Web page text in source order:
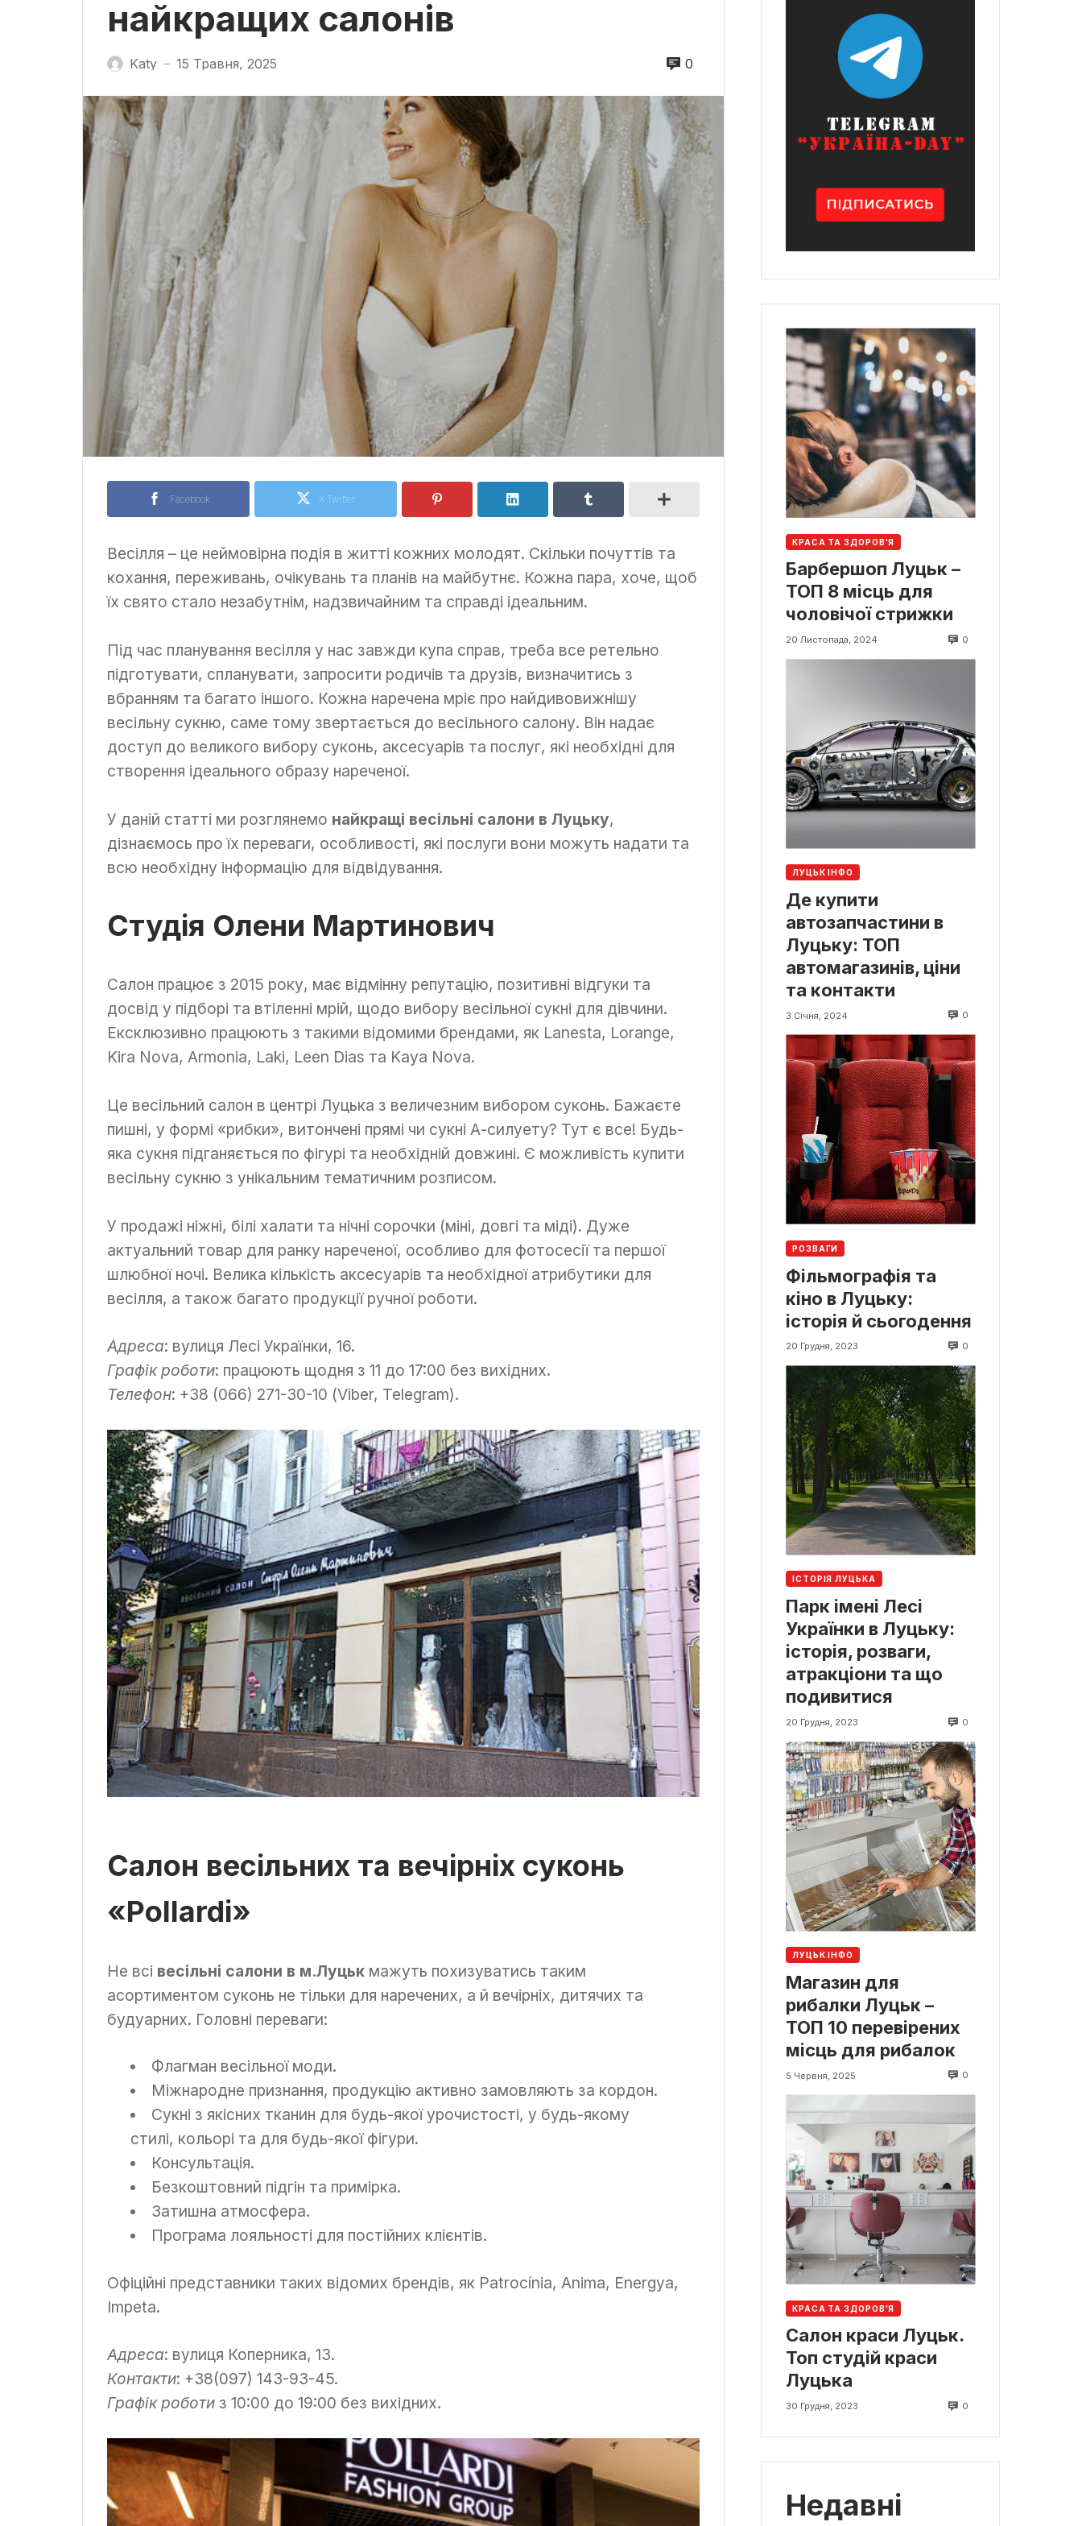
найкращих салонів
Katy — 15 Травня, 2025 0
Facebook X Twitter
Весілля – це неймовірна подія в житті кожних молодят. Скільки почуттів та
кохання, переживань, очікувань та планів на майбутнє. Кожна пара, хоче, щоб
їх свято стало незабутнім, надзвичайним та справді ідеальним.
Під час планування весілля у нас завжди купа справ, треба все ретельно
підготувати, спланувати, запросити родичів та друзів, визначитись з
вбранням та багато іншого. Кожна наречена мріє про найдивовижнішу
весільну сукню, саме тому звертається до весільного салону. Він надає
доступ до великого вибору суконь, аксесуарів та послуг, які необхідні для
створення ідеального образу нареченої.
У даній статті ми розглянемо найкращі весільні салони в Луцьку,
дізнаємось про їх переваги, особливості, які послуги вони можуть надати та
всю необхідну інформацію для відвідування.
Студія Олени Мартинович
Салон працює з 2015 року, має відмінну репутацію, позитивні відгуки та
досвід у підборі та втіленні мрій, щодо вибору весільної сукні для дівчини.
Ексклюзивно працюють з такими відомими брендами, як Lanesta, Lorange,
Kira Nova, Armonia, Laki, Leen Dias та Kaya Nova.
Це весільний салон в центрі Луцька з величезним вибором суконь. Бажаєте
пишні, у формі «рибки», витончені прямі чи сукні А-силуету? Тут є все! Будь-
яка сукня підганяється по фігурі та необхідній довжині. Є можливість купити
весільну сукню з унікальним тематичним розписом.
У продажі ніжні, білі халати та нічні сорочки (міні, довгі та міді). Дуже
актуальний товар для ранку нареченої, особливо для фотосесії та першої
шлюбної ночі. Велика кількість аксесуарів та необхідної атрибутики для
весілля, а також багато продукції ручної роботи.
Адреса: вулиця Лесі Українки, 16.
Графік роботи: працюють щодня з 11 до 17:00 без вихідних.
Телефон: +38 (066) 271-30-10 (Viber, Telegram).
Салон весільних та вечірніх суконь
«Pollardi»
Не всі весільні салони в м.Луцьк мажуть похизуватись таким
асортиментом суконь не тільки для наречених, а й вечірніх, дитячих та
будуарних. Головні переваги:
Флагман весільної моди.
Міжнародне признання, продукцію активно замовляють за кордон.
Сукні з якісних тканин для будь-якої урочистості, у будь-якому
стилі, кольорі та для будь-якої фігури.
Консультація.
Безкоштовний підгін та примірка.
Затишна атмосфера.
Програма лояльності для постійних клієнтів.
Офіційні представники таких відомих брендів, як Patrocínia, Anima, Energya,
Impeta.
Адреса: вулиця Коперника, 13.
Контакти: +38(097) 143-93-45.
Графік роботи з 10:00 до 19:00 без вихідних.
КРАСА ТА ЗДОРОВ'Я
Барбершоп Луцьк –
ТОП 8 місць для
чоловічої стрижки
20 Листопада, 2024 0
ЛУЦЬК ІНФО
Де купити
автозапчастини в
Луцьку: ТОП
автомагазинів, ціни
та контакти
3 Січня, 2024 0
РОЗВАГИ
Фільмографія та
кіно в Луцьку:
історія й сьогодення
20 Грудня, 2023 0
ІСТОРІЯ ЛУЦЬКА
Парк імені Лесі
Українки в Луцьку:
історія, розваги,
атракціони та що
подивитися
20 Грудня, 2023 0
ЛУЦЬК ІНФО
Магазин для
рибалки Луцьк –
ТОП 10 перевірених
місць для рибалок
5 Червня, 2025 0
КРАСА ТА ЗДОРОВ'Я
Салон краси Луцьк.
Топ студій краси
Луцька
30 Грудня, 2023 0
Недавні